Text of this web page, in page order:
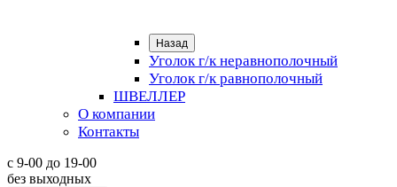
Назад
Уголок г/к неравнополочный
Уголок г/к равнополочный
ШВЕЛЛЕР
О компании
Контакты
с 9-00 до 19-00
без выходных